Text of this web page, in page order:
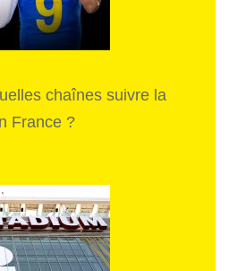
chaînes suivre la
France ?